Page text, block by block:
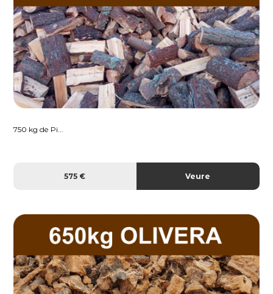
750 kg de Pi...
575 € Veure